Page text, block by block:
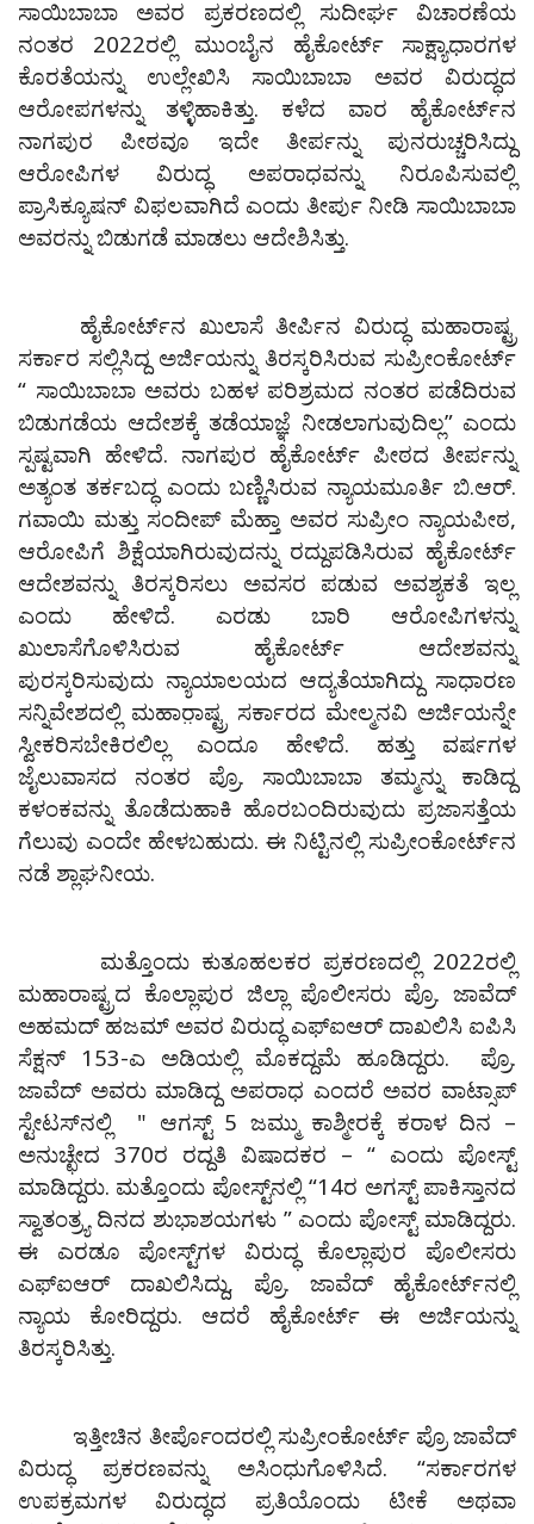
ಸಾಯಿಬಾಬಾ ಅವರ ಪ್ರಕರಣದಲ್ಲಿ ಸುದೀರ್ಘ ವಿಚಾರಣೆಯ
ನಂತರ 2022ರಲ್ಲಿ ಮುಂಬೈನ ಹೈಕೋರ್ಟ್‌ ಸಾಕ್ಷ್ಯಾಧಾರಗಳ
ಕೊರತೆಯನ್ನು ಉಲ್ಲೇಖಿಸಿ ಸಾಯಿಬಾಬಾ ಅವರ ವಿರುದ್ಧದ
ಆರೋಪಗಳನ್ನು ತಳ್ಳಿಹಾಕಿತ್ತು. ಕಳೆದ ವಾರ ಹೈಕೋರ್ಟ್‌ನ
ನಾಗಪುರ ಪೀಠವೂ ಇದೇ ತೀರ್ಪನ್ನು ಪುನರುಚ್ಚರಿಸಿದ್ದು
ಆರೋಪಿಗಳ ವಿರುದ್ಧ ಅಪರಾಧವನ್ನು ನಿರೂಪಿಸುವಲ್ಲಿ
ಪ್ರಾಸಿಕ್ಯೂಷನ್‌ ವಿಫಲವಾಗಿದೆ ಎಂದು ತೀರ್ಪು ನೀಡಿ ಸಾಯಿಬಾಬಾ
ಅವರನ್ನು ಬಿಡುಗಡೆ ಮಾಡಲು ಆದೇಶಿಸಿತ್ತು.
ಹೈಕೋರ್ಟ್‌ನ ಖುಲಾಸೆ ತೀರ್ಪಿನ ವಿರುದ್ಧ ಮಹಾರಾಷ್ಟ್ರ
ಸರ್ಕಾರ ಸಲ್ಲಿಸಿದ್ದ ಅರ್ಜಿಯನ್ನು ತಿರಸ್ಕರಿಸಿರುವ ಸುಪ್ರೀಂಕೋರ್ಟ್‌
“ ಸಾಯಿಬಾಬಾ ಅವರು ಬಹಳ ಪರಿಶ್ರಮದ ನಂತರ ಪಡೆದಿರುವ
ಬಿಡುಗಡೆಯ ಆದೇಶಕ್ಕೆ ತಡೆಯಾಜ್ಞೆ ನೀಡಲಾಗುವುದಿಲ್ಲ” ಎಂದು
ಸ್ಪಷ್ಟವಾಗಿ ಹೇಳಿದೆ. ನಾಗಪುರ ಹೈಕೋರ್ಟ್‌ ಪೀಠದ ತೀರ್ಪನ್ನು
ಅತ್ಯಂತ ತರ್ಕಬದ್ಧ ಎಂದು ಬಣ್ಣಿಸಿರುವ ನ್ಯಾಯಮೂರ್ತಿ ಬಿ.ಆರ್.
ಗವಾಯಿ ಮತ್ತು ಸಂದೀಪ್‌ ಮೆಹ್ತಾ ಅವರ ಸುಪ್ರೀಂ ನ್ಯಾಯಪೀಠ,
ಆರೋಪಿಗೆ ಶಿಕ್ಷೆಯಾಗಿರುವುದನ್ನು ರದ್ದುಪಡಿಸಿರುವ ಹೈಕೋರ್ಟ್‌
ಆದೇಶವನ್ನು ತಿರಸ್ಕರಿಸಲು ಅವಸರ ಪಡುವ ಅವಶ್ಯಕತೆ ಇಲ್ಲ
ಎಂದು ಹೇಳಿದೆ. ಎರಡು ಬಾರಿ ಆರೋಪಿಗಳನ್ನು
ಖುಲಾಸೆಗೊಳಿಸಿರುವ ಹೈಕೋರ್ಟ್‌ ಆದೇಶವನ್ನು
ಪುರಸ್ಕರಿಸುವುದು ನ್ಯಾಯಾಲಯದ ಆದ್ಯತೆಯಾಗಿದ್ದು ಸಾಧಾರಣ
ಸನ್ನಿವೇಶದಲ್ಲಿ ಮಹಾರಾ಼ಷ್ಟ್ರ ಸರ್ಕಾರದ ಮೇಲ್ಮನವಿ ಅರ್ಜಿಯನ್ನೇ
ಸ್ವೀಕರಿಸಬೇಕಿರಲಿಲ್ಲ ಎಂದೂ ಹೇಳಿದೆ. ಹತ್ತು ವರ್ಷಗಳ
ಜೈಲುವಾಸದ ನಂತರ ಪ್ರೊ. ಸಾಯಿಬಾಬಾ ತಮ್ಮನ್ನು ಕಾಡಿದ್ದ
ಕಳಂಕವನ್ನು ತೊಡೆದುಹಾಕಿ ಹೊರಬಂದಿರುವುದು ಪ್ರಜಾಸತ್ತೆಯ
ಗೆಲುವು ಎಂದೇ ಹೇಳಬಹುದು. ಈ ನಿಟ್ಟಿನಲ್ಲಿ ಸುಪ್ರೀಂಕೋರ್ಟ್‌ನ
ನಡೆ ಶ್ಲಾಘನೀಯ.
ಮತ್ತೊಂದು ಕುತೂಹಲಕರ ಪ್ರಕರಣದಲ್ಲಿ 2022ರಲ್ಲಿ
ಮಹಾರಾಷ್ಟ್ರದ ಕೊಲ್ಲಾಪುರ ಜಿಲ್ಲಾ ಪೊಲೀಸರು ಪ್ರೊ. ಜಾವೆದ್‌
ಅಹಮದ್‌ ಹಜಮ್‌ ಅವರ ವಿರುದ್ಧ ಎಫ್‌ಐಆರ್‌ ದಾಖಲಿಸಿ ಐಪಿಸಿ
ಸೆಕ್ಷನ್‌ 153-ಎ ಅಡಿಯಲ್ಲಿ ಮೊಕದ್ದಮೆ ಹೂಡಿದ್ದರು. ಪ್ರೊ.
ಜಾವೆದ್‌ ಅವರು ಮಾಡಿದ್ದ ಅಪರಾಧ ಎಂದರೆ ಅವರ ವಾಟ್ಸಾಪ್‌
ಸ್ಟೇಟಸ್‌ನಲ್ಲಿ " ಆಗಸ್ಟ್‌ 5 ಜಮ್ಮು ಕಾಶ್ಮೀರಕ್ಕೆ ಕರಾಳ ದಿನ –
ಅನುಚ್ಛೇದ 370ರ ರದ್ದತಿ ವಿಷಾದಕರ – “‌ ಎಂದು ಪೋಸ್ಟ್‌
ಮಾಡಿದ್ದರು. ಮತ್ತೊಂದು ಪೋಸ್ಟ್‌ನಲ್ಲಿ‌ “14ರ ಅಗಸ್ಟ್‌ ಪಾಕಿಸ್ತಾನದ
ಸ್ವಾತಂತ್ರ್ಯ ದಿನದ ಶುಭಾಶಯಗಳು ” ಎಂದು ಪೋಸ್ಟ್‌ ಮಾಡಿದ್ದರು.
ಈ ಎರಡೂ ಪೋಸ್ಟ್‌ಗಳ ವಿರುದ್ಧ ಕೊಲ್ಲಾಪುರ ಪೊಲೀಸರು
ಎಫ್‌ಐಆರ್‌ ದಾಖಲಿಸಿದ್ದು, ಪ್ರೊ. ಜಾವೆದ್‌ ಹೈಕೋರ್ಟ್‌ನಲ್ಲಿ
ನ್ಯಾಯ ಕೋರಿದ್ದರು. ಆದರೆ ಹೈಕೋರ್ಟ್‌ ಈ ಅರ್ಜಿಯನ್ನು
ತಿರಸ್ಕರಿಸಿತ್ತು.
ಇತ್ತೀಚಿನ ತೀರ್ಪೊಂದರಲ್ಲಿ ಸುಪ್ರೀಂಕೋರ್ಟ್‌ ಪ್ರೊ ಜಾವೆದ್‌
ವಿರುದ್ಧ ಪ್ರಕರಣವನ್ನು ಅಸಿಂಧುಗೊಳಿಸಿದೆ. “ಸರ್ಕಾರಗಳ
ಉಪಕ್ರಮಗಳ ವಿರುದ್ಧದ ಪ್ರತಿಯೊಂದು ಟೀಕೆ ಅಥವಾ